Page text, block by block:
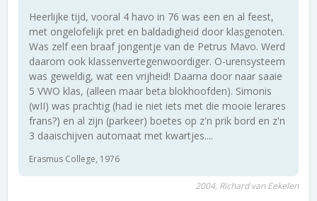
Heerlijke tijd, vooral 4 havo in 76 was een en al feest,
met ongelofelijk pret en baldadigheid door klasgenoten.
Was zelf een braaf jongentje van de Petrus Mavo. Werd
daarom ook klassenvertegenwoordiger. O-urensysteem
was geweldig, wat een vrijheid! Daarna door naar saaie
5 VWO klas, (alleen maar beta blokhoofden). Simonis
(wII) was prachtig (had ie niet iets met die mooie lerares
frans?) en al zijn (parkeer) boetes op z'n prik bord en z'n
3 daaischijven automaat met kwartjes....
Erasmus College, 1976
2004, Richard van Eekelen